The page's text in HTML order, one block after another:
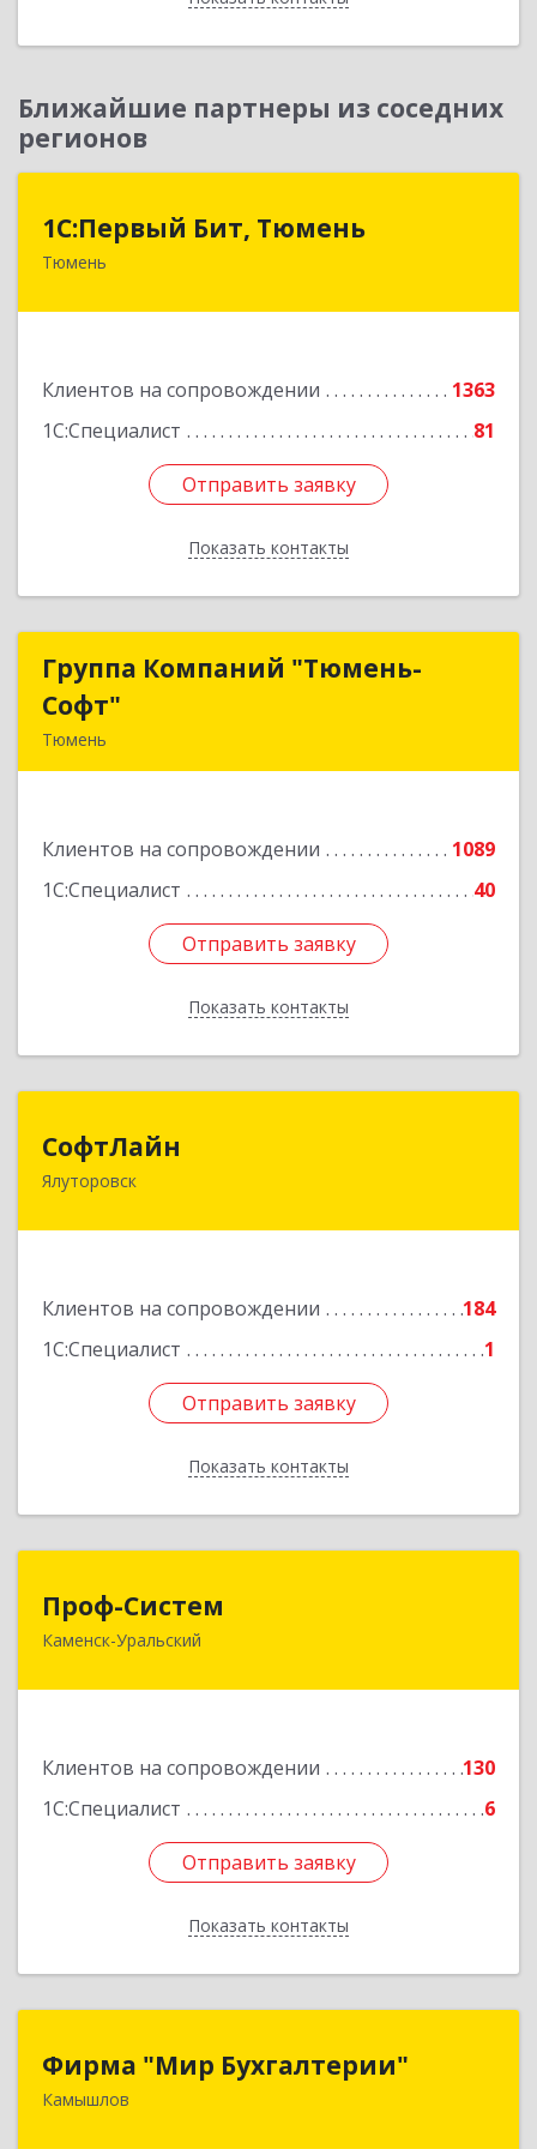
Ближайшие партнеры из соседних
регионов
1С:Первый Бит, Тюмень
Тюмень
Клиентов на сопровождении
1363
1С:Специалист
81
Отправить заявку
Показать контакты
1С:Первый Бит, Тюмень
625000, Тюменская обл, Тюмень г, Республики
Отправить заявку
Назад
Группа Компаний "Тюмень-
Софт"
Тюмень
Клиентов на сопровождении
1089
1С:Специалист
40
Отправить заявку
Показать контакты
Группа Компаний "Тюмень-
Подробнее
Отправить заявку
Назад
СофтЛайн
Ялуторовск
Клиентов на сопровождении
184
1С:Специалист
1
Отправить заявку
Показать контакты
627010, Тюменская обл, Ялуторовский р-н,
Отправить заявку
Назад
Проф-Систем
Каменск-Уральский
Клиентов на сопровождении
130
1С:Специалист
6
Отправить заявку
Показать контакты
623406, Свердловская обл, Каменск-Уральский
Отправить заявку
Назад
Фирма "Мир Бухгалтерии"
Камышлов624860, Свердловская обл, Камышлов г,